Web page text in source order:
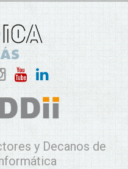
y Decanos de